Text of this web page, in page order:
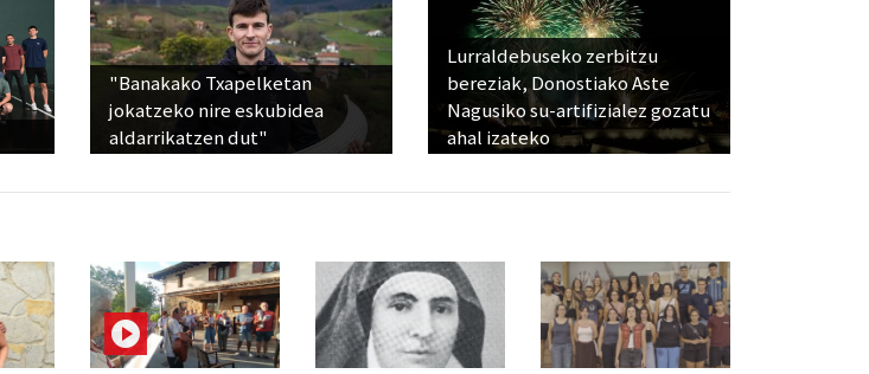
"Banakako Txapelketan
jokatzeko nire eskubidea
aldarrikatzen dut"
Lurraldebuseko zerbitzu
bereziak, Donostiako Aste
Nagusiko su-artifizialez gozatu
ahal izateko